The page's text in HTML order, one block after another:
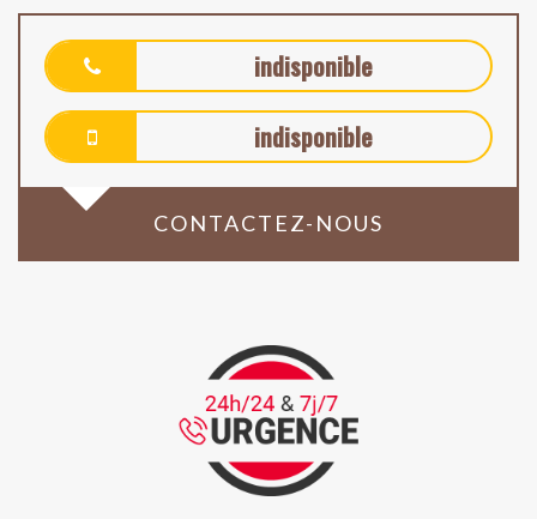
indisponible
indisponible
CONTACTEZ-NOUS